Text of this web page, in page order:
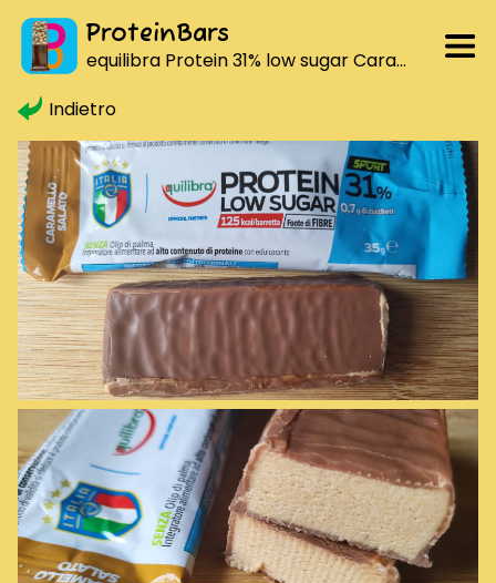
ProteinBars
equilibra Protein 31% low sugar Caramello salato
Indietro